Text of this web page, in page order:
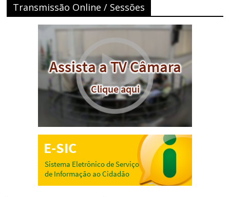
Transmissão Online / Sessões